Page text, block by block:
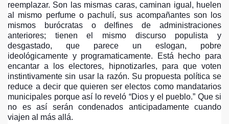
reemplazar. Son las mismas caras, caminan igual, huelen
al mismo perfume o pachulí, sus acompañantes son los
mismos burócratas o delfines de administraciones
anteriores; tienen el mismo discurso populista y
desgastado, que parece un eslogan, pobre
ideológicamente y programaticamente. Está hecho para
encantar a los electores, hipnotizarles, para que voten
instintivamente sin usar la razón. Su propuesta política se
reduce a decir que quieren ser electos como mandatarios
municipales porque así lo reveló “Dios y el pueblo.” Que si
no es así serán condenados anticipadamente cuando
viajen al más allá.
CONCEJO CARLOS CRISPIN
DE LOS DD HH
EN BLANCO ES UN CANDIDATO A LA ALCALDIA
Y HUESO A LA ALCALDIA LUCHA CONTRA LA